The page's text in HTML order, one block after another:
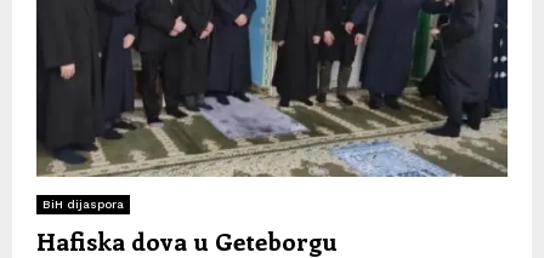
BiH dijaspora
Hafiska dova u Geteborgu